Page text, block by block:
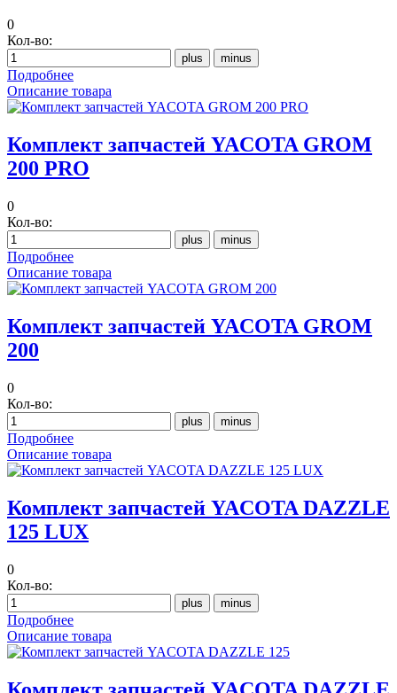
0
Кол-во:
Подробнее
Описание товара
Комплект запчастей YAСOTA GROM
200 PRO
0
Кол-во:
Подробнее
Описание товара
Комплект запчастей YAСOTA GROM
200
0
Кол-во:
Подробнее
Описание товара
Комплект запчастей YACOTA DAZZLE
125 LUX
0
Кол-во:
Подробнее
Описание товара